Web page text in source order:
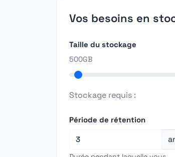
Vos besoins en
Taille du stockage
500GB
Stockage requis :
Période de rétention